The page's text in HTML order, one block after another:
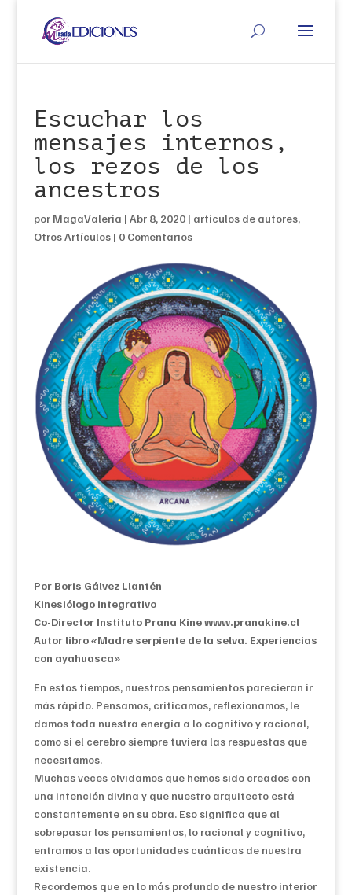
Escuchar los
mensajes internos,
los rezos de los
ancestros
por MagaValeria | Abr 8, 2020| artículos de autores,
Otros Artículos| 0 Comentarios
Por Boris Gálvez Llantén
Kinesiólogo integrativo
Co-Director Instituto Prana Kine www.pranakine.cl
Autor libro «Madre serpiente de la selva. Experiencias
con ayahuasca»
En estos tiempos, nuestros pensamientos parecieran ir
más rápido. Pensamos, criticamos, reflexionamos, le
damos toda nuestra energía a lo cognitivo y racional,
como si el cerebro siempre tuviera las respuestas que
necesitamos.
Muchas veces olvidamos que hemos sido creados con
una intención divina y que nuestro arquitecto está
constantemente en su obra. Eso significa que al
sobrepasar los pensamientos, lo racional y cognitivo,
entramos a las oportunidades cuánticas de nuestra
existencia.
Recordemos que en lo más profundo de nuestro interior